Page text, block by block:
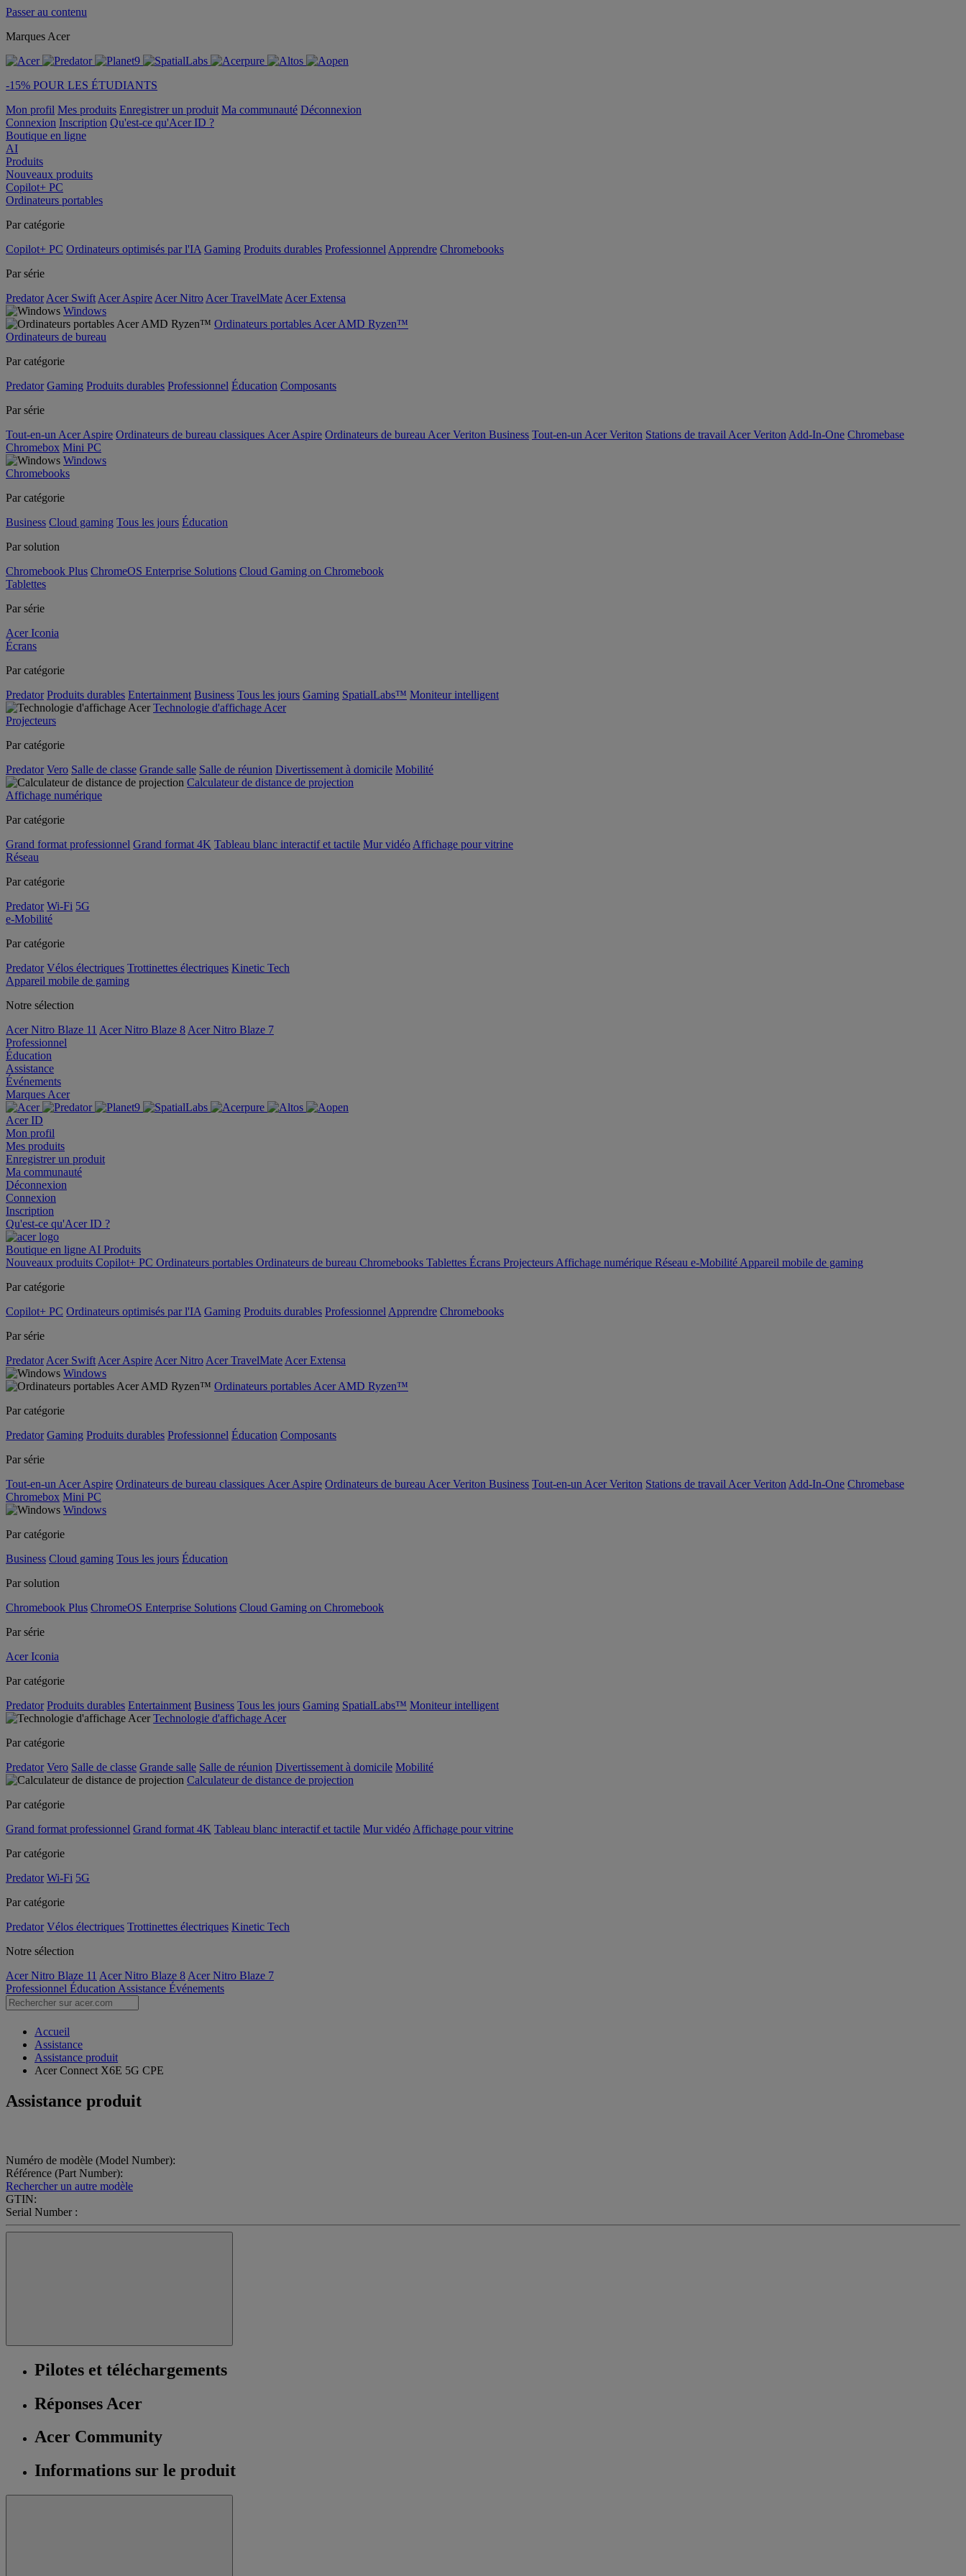
Passer au contenu
Marques Acer
-15% POUR LES ÉTUDIANTS
Mon profil Mes produits Enregistrer un produit Ma communauté Déconnexion
Connexion Inscription Qu'est-ce qu'Acer ID ?
Boutique en ligne
AI
Produits
Nouveaux produits
Copilot+ PC
Ordinateurs portables
Par catégorie
Copilot+ PC Ordinateurs optimisés par l'IA Gaming Produits durables Professionnel Apprendre Chromebooks
Par série
Predator Acer Swift Acer Aspire Acer Nitro Acer TravelMate Acer Extensa
Windows
Ordinateurs portables Acer AMD Ryzen™
Ordinateurs de bureau
Par catégorie
Predator Gaming Produits durables Professionnel Éducation Composants
Par série
Tout-en-un Acer Aspire Ordinateurs de bureau classiques Acer Aspire Ordinateurs de bureau Acer Veriton Business Tout-en-un Acer Veriton Stations de travail Acer Veriton Add-In-One Chromebase
Chromebox Mini PC
Windows
Chromebooks
Par catégorie
Business Cloud gaming Tous les jours Éducation
Par solution
Chromebook Plus ChromeOS Enterprise Solutions Cloud Gaming on Chromebook
Tablettes
Par série
Acer Iconia
Écrans
Par catégorie
Predator Produits durables Entertainment Business Tous les jours Gaming SpatialLabs™ Moniteur intelligent
Technologie d'affichage Acer
Projecteurs
Par catégorie
Predator Vero Salle de classe Grande salle Salle de réunion Divertissement à domicile Mobilité
Calculateur de distance de projection
Affichage numérique
Par catégorie
Grand format professionnel Grand format 4K Tableau blanc interactif et tactile Mur vidéo Affichage pour vitrine
Réseau
Par catégorie
Predator Wi-Fi 5G
e-Mobilité
Par catégorie
Predator Vélos électriques Trottinettes électriques Kinetic Tech
Appareil mobile de gaming
Notre sélection
Acer Nitro Blaze 11 Acer Nitro Blaze 8 Acer Nitro Blaze 7
Professionnel
Éducation
Assistance
Événements
Marques Acer
Acer ID
Mon profil
Mes produits
Enregistrer un produit
Ma communauté
Déconnexion
Connexion
Inscription
Qu'est-ce qu'Acer ID ?
Boutique en ligne AI Produits
Nouveaux produits Copilot+ PC Ordinateurs portables Ordinateurs de bureau Chromebooks Tablettes Écrans Projecteurs Affichage numérique Réseau e-Mobilité Appareil mobile de gaming
Par catégorie
Copilot+ PC Ordinateurs optimisés par l'IA Gaming Produits durables Professionnel Apprendre Chromebooks
Par série
Predator Acer Swift Acer Aspire Acer Nitro Acer TravelMate Acer Extensa
Windows
Ordinateurs portables Acer AMD Ryzen™
Par catégorie
Predator Gaming Produits durables Professionnel Éducation Composants
Par série
Tout-en-un Acer Aspire Ordinateurs de bureau classiques Acer Aspire Ordinateurs de bureau Acer Veriton Business Tout-en-un Acer Veriton Stations de travail Acer Veriton Add-In-One Chromebase
Chromebox Mini PC
Windows
Par catégorie
Business Cloud gaming Tous les jours Éducation
Par solution
Chromebook Plus ChromeOS Enterprise Solutions Cloud Gaming on Chromebook
Par série
Acer Iconia
Par catégorie
Predator Produits durables Entertainment Business Tous les jours Gaming SpatialLabs™ Moniteur intelligent
Technologie d'affichage Acer
Par catégorie
Predator Vero Salle de classe Grande salle Salle de réunion Divertissement à domicile Mobilité
Calculateur de distance de projection
Par catégorie
Grand format professionnel Grand format 4K Tableau blanc interactif et tactile Mur vidéo Affichage pour vitrine
Par catégorie
Predator Wi-Fi 5G
Par catégorie
Predator Vélos électriques Trottinettes électriques Kinetic Tech
Notre sélection
Acer Nitro Blaze 11 Acer Nitro Blaze 8 Acer Nitro Blaze 7
Professionnel Éducation Assistance Événements
Accueil
Assistance
Assistance produit
Acer Connect X6E 5G CPE
Assistance produit
Numéro de modèle (Model Number):
Référence (Part Number):
Rechercher un autre modèle
GTIN:
Serial Number :
Pilotes et téléchargements
Réponses Acer
Acer Community
Informations sur le produit